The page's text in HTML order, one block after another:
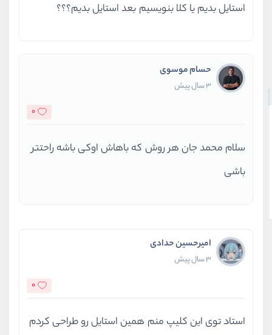
استایل بدیم یا کلا بنویسیم بعد استایل بدیم؟؟؟
حسام موسوی
3 سال پیش
0
سلام محمد جان هر روش که باهاش اوکی باشه راحتتر
باشی
امیرحسین حدادی
3 سال پیش
0
استاد توی این کلیپ منم همین استایل رو طراحی کردم